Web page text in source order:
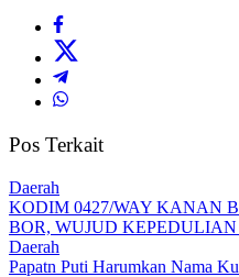
Pos Terkait
Daerah
KODIM 0427/WAY KANAN
BOR, WUJUD
Daerah
Papatn Puti Harumkan Nama